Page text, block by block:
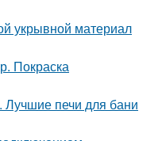
укрывной материал
Покраска
Лучшие печи для бани